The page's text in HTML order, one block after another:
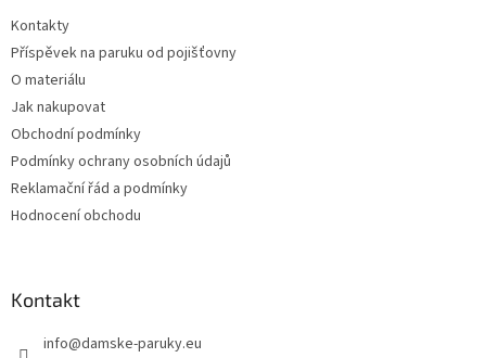
Kontakty
Příspěvek na paruku od pojišťovny
O materiálu
Jak nakupovat
Obchodní podmínky
Podmínky ochrany osobních údajů
Reklamační řád a podmínky
Hodnocení obchodu
Kontakt
info@damske-paruky.eu